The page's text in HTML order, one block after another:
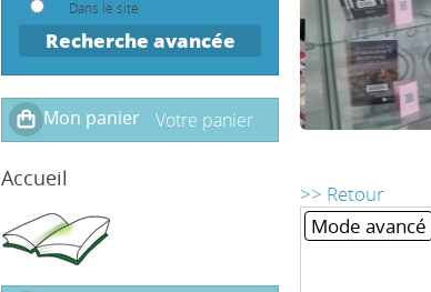
>> Retour
Mode avancé
Dans le site
Recherche avancée
Accueil